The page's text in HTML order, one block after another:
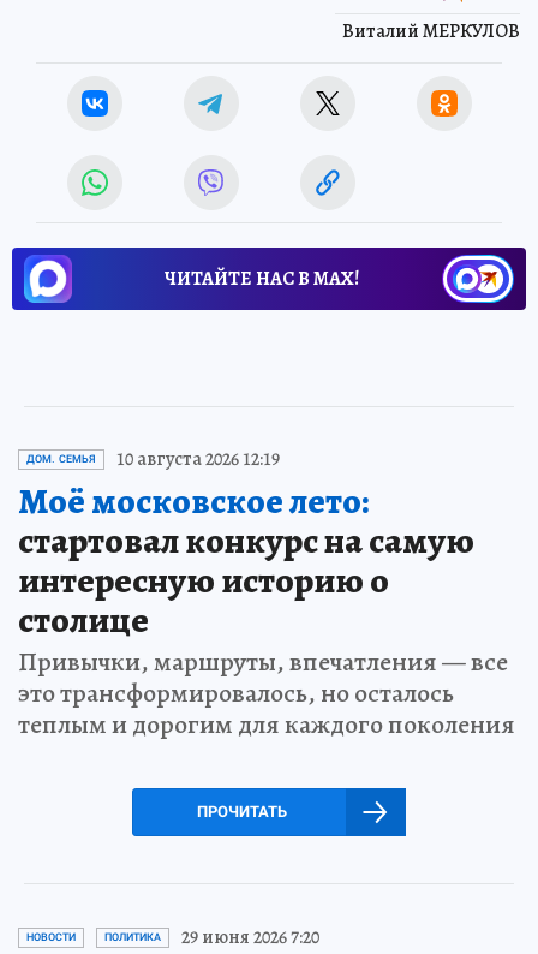
Виталий МЕРКУЛОВ
ЧИТАЙТЕ НАС В МАХ!
ДОМ. СЕМЬЯ 10 августа 2026 12:19
Моё московское лето:
стартовал конкурс на самую
интересную историю о
столице
Привычки, маршруты, впечатления — все
это трансформировалось, но осталось
теплым и дорогим для каждого поколения
ПРОЧИТАТЬ
НОВОСТИ ПОЛИТИКА 29 июня 2026 7:20